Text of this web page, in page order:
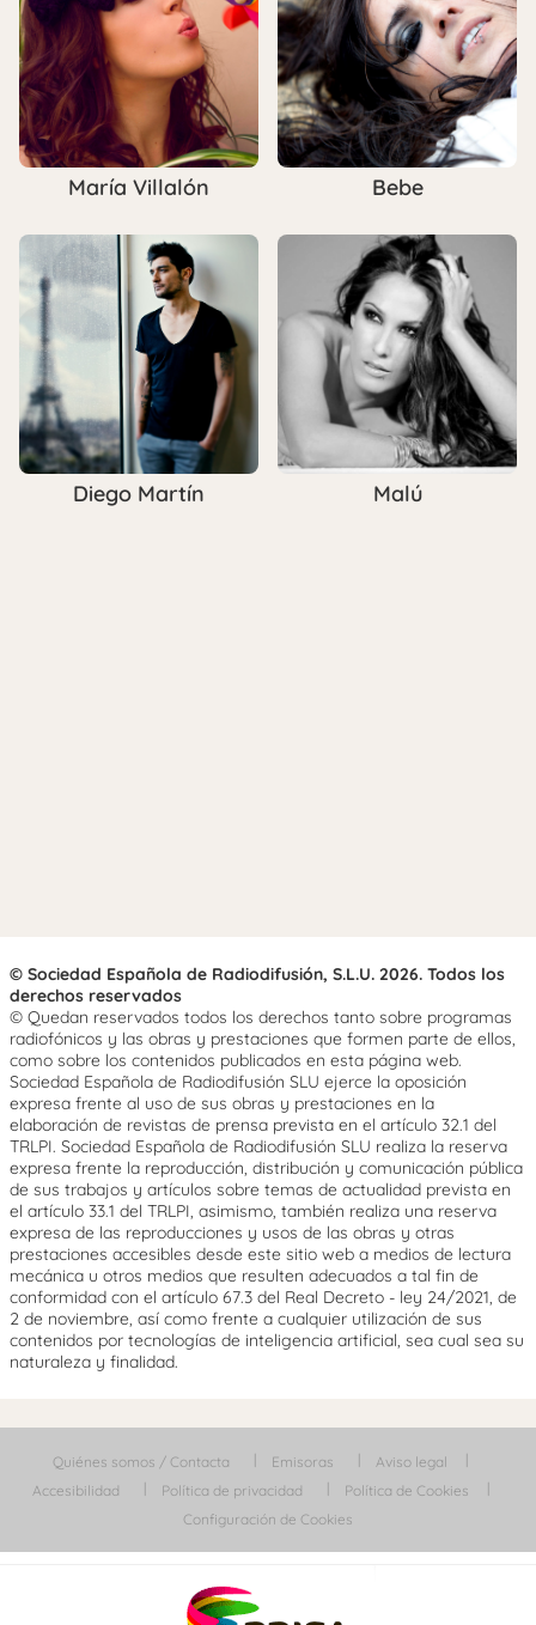
María Villalón Bebe
Diego Martín Malú
© Sociedad Española de Radiodifusión, S.L.U. 2026. Todos los
derechos reservados
© Quedan reservados todos los derechos tanto sobre programas
radiofónicos y las obras y prestaciones que formen parte de ellos,
como sobre los contenidos publicados en esta página web.
Sociedad Española de Radiodifusión SLU ejerce la oposición
expresa frente al uso de sus obras y prestaciones en la
elaboración de revistas de prensa prevista en el artículo 32.1 del
TRLPI. Sociedad Española de Radiodifusión SLU realiza la reserva
expresa frente la reproducción, distribución y comunicación pública
de sus trabajos y artículos sobre temas de actualidad prevista en
el artículo 33.1 del TRLPI, asimismo, también realiza una reserva
expresa de las reproducciones y usos de las obras y otras
prestaciones accesibles desde este sitio web a medios de lectura
mecánica u otros medios que resulten adecuados a tal fin de
conformidad con el artículo 67.3 del Real Decreto - ley 24/2021, de
2 de noviembre, así como frente a cualquier utilización de sus
contenidos por tecnologías de inteligencia artificial, sea cual sea su
naturaleza y finalidad.
Quiénes somos / Contacta Emisoras
Aviso legal
Accesibilidad
Política de privacidad
Política de Cookies
Configuración de Cookies